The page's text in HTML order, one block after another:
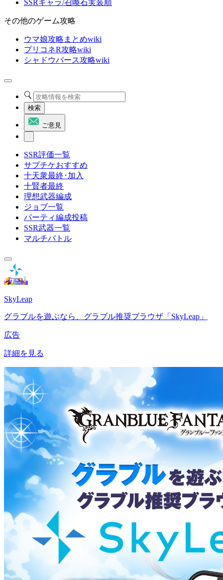
SSRキャラ/召喚石実装順
その他のゲーム攻略
ウマ娘攻略まとめwiki
プリコネR攻略wiki
シャドウバース攻略wiki
検索
ご意見
SSR評価一覧
サプチケおすすめ
十天衆最終･加入
十賢者最終
理想武器編成
ジョブ一覧
パーティ編成投稿
SSR武器一覧
マルチバトル
SkyLeap
グラブルを遊ぶなら、グラブル推奨ブラウザ「SkyLeap」
広告
詳細を見る